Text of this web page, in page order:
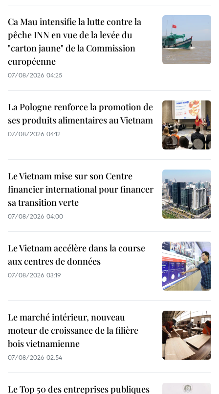
Ca Mau intensifie la lutte contre la
pêche INN en vue de la levée du
"carton jaune" de la Commission
européenne
07/08/2026 04:25
La Pologne renforce la promotion de
ses produits alimentaires au Vietnam
07/08/2026 04:12
Le Vietnam mise sur son Centre
financier international pour financer
sa transition verte
07/08/2026 04:00
Le Vietnam accélère dans la course
aux centres de données
07/08/2026 03:19
Le marché intérieur, nouveau
moteur de croissance de la filière
bois vietnamienne
07/08/2026 02:54
Le Top 50 des entreprises publiques